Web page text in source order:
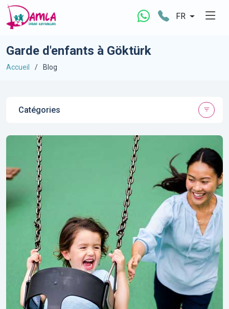
FR
Garde d'enfants à Göktürk
Accueil Blog
Catégories